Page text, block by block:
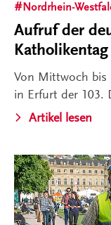
Nordrhein-
Aufruf der
Katholikentag
Von Mittwoch bis
in Erfurt der 103.
Artikel lesen